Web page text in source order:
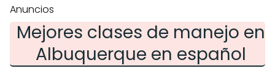
Anuncios
Mejores clases de manejo en
Albuquerque en español